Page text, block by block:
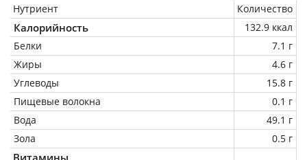
Нутриент
Количество
Калорийность
132.9 ккал
Белки
7.1 г
Жиры
4.6 г
Углеводы
15.8 г
Пищевые волокна
0.1 г
Вода
49.1 г
Зола
0.5 г
Витамины